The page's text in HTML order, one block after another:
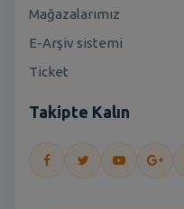
Mağazalarımız
E-Arşiv sistemi
Ticket
Takipte Kalın